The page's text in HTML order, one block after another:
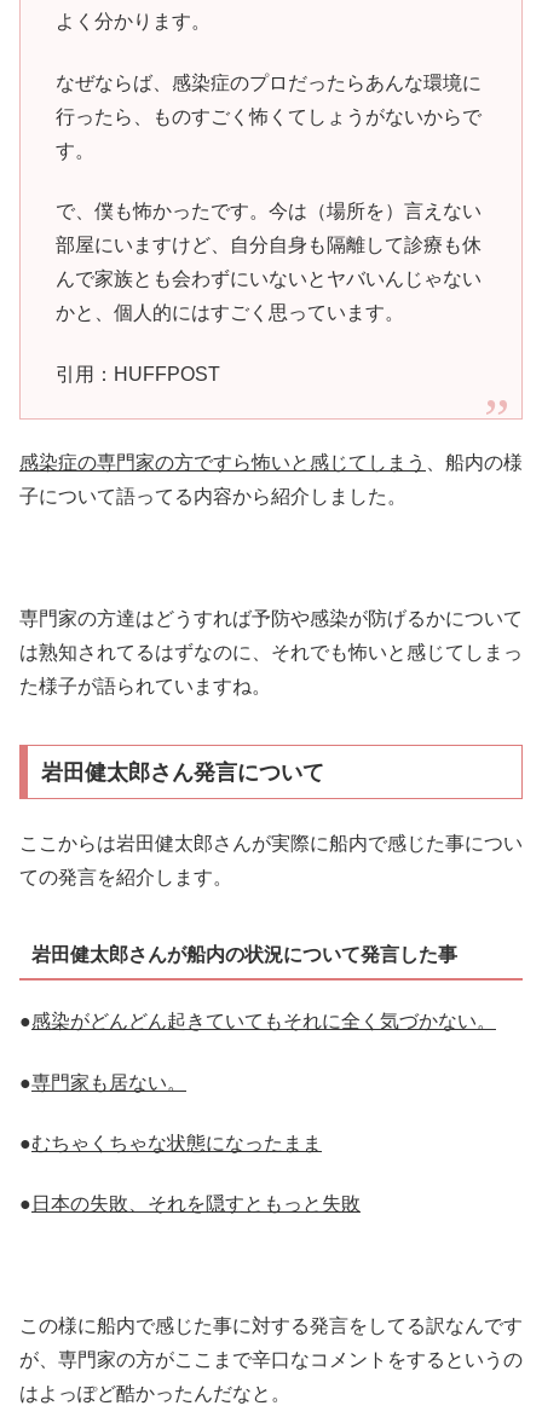
よく分かります。
なぜならば、感染症のプロだったらあんな環境に
行ったら、ものすごく怖くてしょうがないからで
す。
で、僕も怖かったです。今は（場所を）言えない
部屋にいますけど、自分自身も隔離して診療も休
んで家族とも会わずにいないとヤバいんじゃない
かと、個人的にはすごく思っています。
引用：HUFFPOST
感染症の専門家の方ですら怖いと感じてしまう
、船内の様
子について語ってる内容から紹介しました。
専門家の方達はどうすれば予防や感染が防げるかについて
は熟知されてるはずなのに、それでも怖いと感じてしまっ
た様子が語られていますね。
岩田健太郎さん発言について
ここからは岩田健太郎さんが実際に船内で感じた事につい
ての発言を紹介します。
岩田健太郎さんが船内の状況について発言した事
●感染がどんどん起きていてもそれに全く気づかない。
●専門家も居ない。
●むちゃくちゃな状態になったまま
● 日本の失敗、それを隠すともっと失敗
この様に船内で感じた事に対する発言をしてる訳なんです
が、専門家の方がここまで辛口なコメントをするというの
はよっぽど酷かったんだなと。